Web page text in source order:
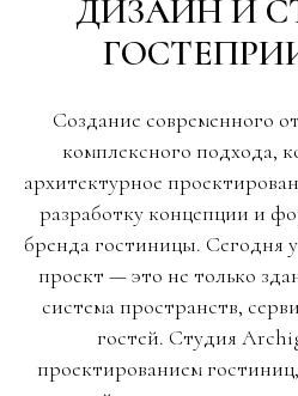
ДИЗАЙН И
Создание современного
комплексного подхода,
архитектурное
разработку концепции и
бренда гостиницы. Сегодня
проект — это не только
система пространств,
гостей. Студия
проектированием